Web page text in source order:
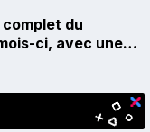
du
ci, avec une